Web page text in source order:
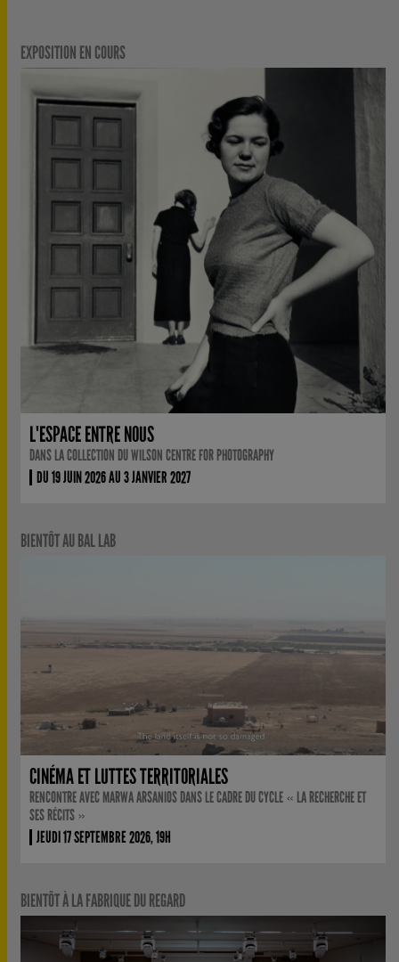
EXPOSITION EN COURS
L'ESPACE ENTRE NOUS
DANS LA COLLECTION DU WILSON CENTRE FOR PHOTOGRAPHY
DU 19 JUIN 2026 AU 3 JANVIER 2027
BIENTÔT AU BAL LAB
CINÉMA ET LUTTES TERRITORIALES
RENCONTRE AVEC MARWA ARSANIOS DANS LE CADRE DU CYCLE « LA RECHERCHE ET
SES RÉCITS »
JEUDI 17 SEPTEMBRE 2026, 19H
BIENTÔT À LA FABRIQUE DU REGARD